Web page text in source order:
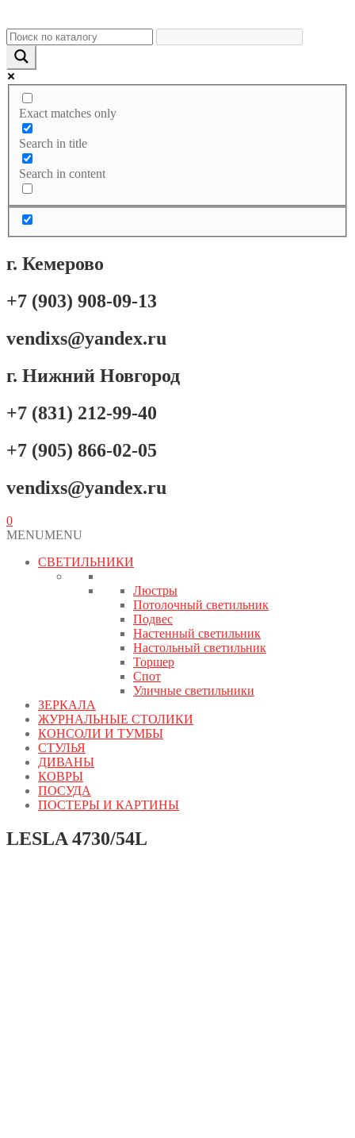
Exact matches only
Search in title
Search in content
г. Кемерово
+7 (903) 908-09-13
vendixs@yandex.ru
г. Нижний Новгород
+7 (831) 212-99-40
+7 (905) 866-02-05
vendixs@yandex.ru
0
MENUMENU
СВЕТИЛЬНИКИ
Люстры
Потолочный светильник
Подвес
Настенный светильник
Настольный светильник
Торшер
Спот
Уличные светильники
ЗЕРКАЛА
ЖУРНАЛЬНЫЕ СТОЛИКИ
КОНСОЛИ И ТУМБЫ
СТУЛЬЯ
ДИВАНЫ
КОВРЫ
ПОСУДА
ПОСТЕРЫ И КАРТИНЫ
LESLA 4730/54L